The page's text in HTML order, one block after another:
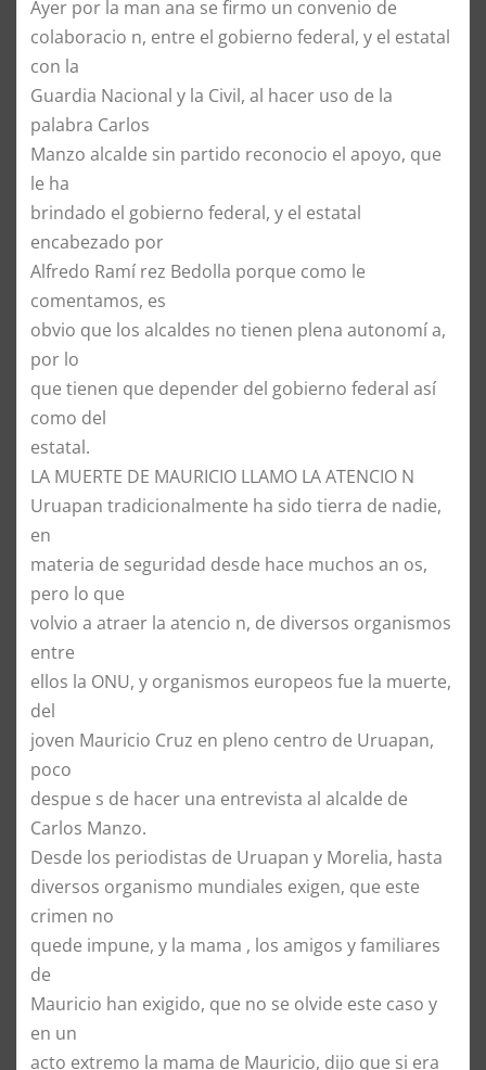
Ayer por la man ana se firmo un convenio de
colaboracio n, entre el gobierno federal, y el estatal
con la
Guardia Nacional y la Civil, al hacer uso de la
palabra Carlos
Manzo alcalde sin partido reconocio el apoyo, que
le ha
brindado el gobierno federal, y el estatal
encabezado por
Alfredo Ramí rez Bedolla porque como le
comentamos, es
obvio que los alcaldes no tienen plena autonomí a,
por lo
que tienen que depender del gobierno federal así
como del
estatal.
LA MUERTE DE MAURICIO LLAMO LA ATENCIO N
Uruapan tradicionalmente ha sido tierra de nadie,
en
materia de seguridad desde hace muchos an os,
pero lo que
volvio a atraer la atencio n, de diversos organismos
entre
ellos la ONU, y organismos europeos fue la muerte,
del
joven Mauricio Cruz en pleno centro de Uruapan,
poco
despue s de hacer una entrevista al alcalde de
Carlos Manzo.
Desde los periodistas de Uruapan y Morelia, hasta
diversos organismo mundiales exigen, que este
crimen no
quede impune, y la mama , los amigos y familiares
de
Mauricio han exigido, que no se olvide este caso y
en un
acto extremo la mama de Mauricio, dijo que si era